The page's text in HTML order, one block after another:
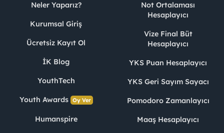
Neler Yaparız?
Kurumsal Giriş
Ücretsiz Kayıt Ol
İK Blog
YouthTech
Youth Awards Oy Ver
Humanspire
Not Ortalaması
Hesaplayıcı
Vize Final Büt
Hesaplayıcı
YKS Puan Hesaplayıcı
YKS Geri Sayım Sayacı
Pomodoro Zamanlayıcı
Maaş Hesaplayıcı